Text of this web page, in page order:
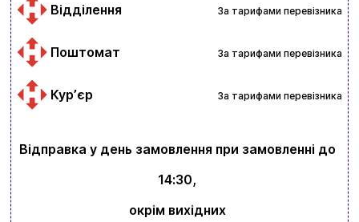
Відділення За тарифами перевізника
Поштомат За тарифами перевізника
Курʼєр За тарифами перевізника
Відправка у день замовлення при замовленні до
14:30,
окрім вихідних